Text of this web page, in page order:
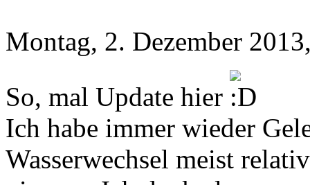
Montag, 2. Dezember
So, mal Update hier
Ich habe immer wieder
Wasserwechsel meist